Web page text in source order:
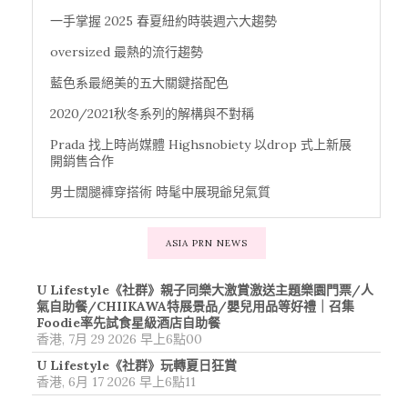
一手掌握 2025 春夏紐約時裝週六大趨勢
oversized 最熱的流行趨勢
藍色系最絕美的五大關鍵搭配色
2020/2021秋冬系列的解構與不對稱
Prada 找上時尚媒體 Highsnobiety 以drop 式上新展
開銷售合作
男士闊腿褲穿搭術 時髦中展現爺兒氣質
ASIA PRN NEWS
U Lifestyle《社群》親子同樂大激賞激送主題樂園門票/人
氣自助餐/CHIIKAWA特展景品/嬰兒用品等好禮｜召集
Foodie率先試食星級酒店自助餐
香港, 7月 29 2026 早上6點00
U Lifestyle《社群》玩轉夏日狂賞
香港, 6月 17 2026 早上6點11